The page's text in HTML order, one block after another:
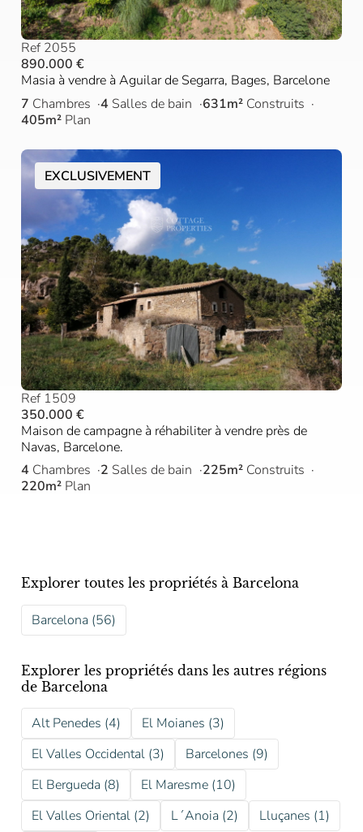
Ref 2055
890.000 €
Masia à vendre à Aguilar de Segarra, Bages, Barcelone
7 Chambres 4 Salles de bain 631m² Construits
405m² Plan
EXCLUSIVEMENT
Ref 1509
350.000 €
Maison de campagne à réhabiliter à vendre près de
Navas, Barcelone.
4 Chambres 2 Salles de bain 225m² Construits
220m² Plan
Explorer toutes les propriétés à Barcelona
Barcelona (56)
Explorer les propriétés dans les autres régions
de Barcelona
Alt Penedes (4)
El Moianes (3)
El Valles Occidental (3)
Barcelones (9)
El Bergueda (8)
El Maresme (10)
El Valles Oriental (2)
L´Anoia (2) Lluçanes (1)